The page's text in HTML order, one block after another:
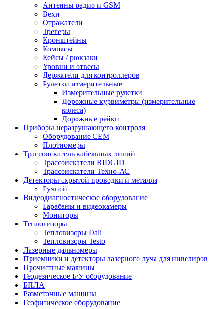
Антенны радио и GSM
Вехи
Отражатели
Трегеры
Кронштейны
Компасы
Кейсы / рюкзаки
Уровни и отвесы
Держатели для контроллеров
Рулетки измерительные
Измерительные рулетки
Дорожные курвиметры (измерительные
колеса)
Дорожные рейки
Приборы неразрушающего контроля
Оборудование CEM
Плотномеры
Трассоискатель кабельных линий
Трассоискатели RIDGID
Трассоискатели Техно-АС
Детекторы скрытой проводки и металла
Ручной
Видеодиагностическое оборудование
Барабаны и видеокамеры
Мониторы
Тепловизоры
Тепловизоры Dali
Тепловизоры Testo
Лазерные дальномеры
Приемники и детекторы лазерного луча для нивелиров
Прочистные машины
Геодезическое Б/У оборудование
БПЛА
Разметочные машины
Геофизическое оборудование